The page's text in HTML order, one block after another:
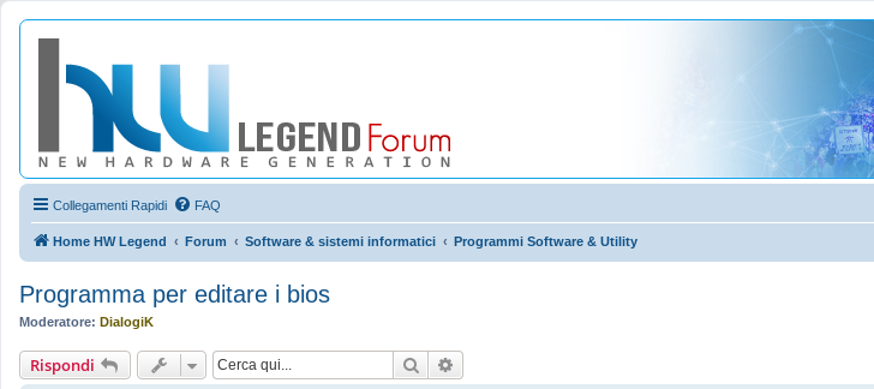
Collegamenti Rapidi FAQ
Home HW Legend Forum Software & sistemi informatici Programmi Software & Utility
Programma per editare i bios
Moderatore: DialogiK
Rispondi Cerca